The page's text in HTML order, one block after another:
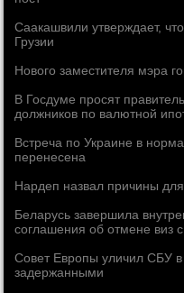
Саакашвили утверждает,
Грузии
Нового заместителя мэра
В Госдуме просят
должников по валютной
Встреча по Украине в
перенесена
Нардеп назвал причины
Беларусь завершила
соглашения об отмене виз
Совет Европы уличил СБУ
задержанными